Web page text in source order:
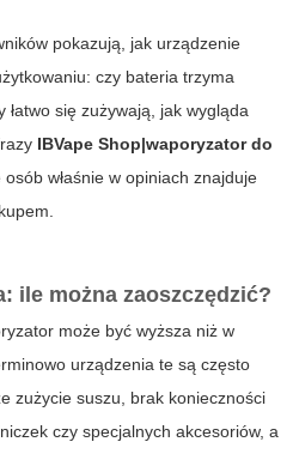
pokazują, jak urządzenie
czy bateria trzyma
się zużywają, jak wygląda
IBVape Shop|waporyzator do
właśnie w opiniach znajduje
ile można zaoszczędzić?
może być wyższa niż w
urządzenia te są często
zużycie suszu, brak konieczności
czy specjalnych akcesoriów, a